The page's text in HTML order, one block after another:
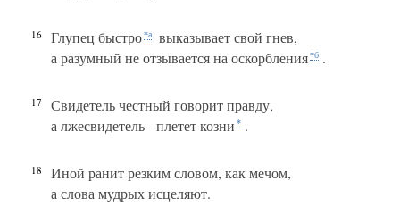
16 Глупец быстро*а
выказывает свой гнев,
а разумный не отзывается на оскорбления*б .
17
Свидетель честный говорит правду,
а лжесвидетель - плетет козни * .
18
Иной ранит резким словом, как мечом,
а слова мудрых исцеляют.